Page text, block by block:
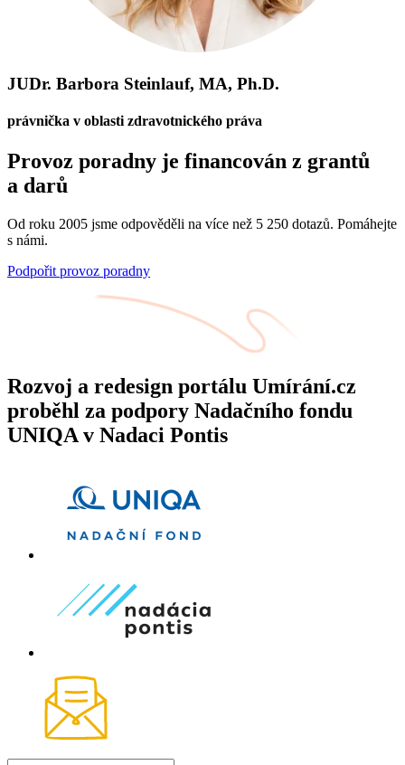
JUDr. Barbora Steinlauf, MA, Ph.D.
právnička v oblasti zdravotnického práva
Provoz poradny je financován z grantů
a darů
Od roku 2005 jsme odpověděli na více než 5 250 dotazů. Pomáhejte
s námi.
Podpořit provoz poradny
Rozvoj a redesign portálu Umírání.cz
proběhl za podpory Nadačního fondu
UNIQA v Nadaci Pontis